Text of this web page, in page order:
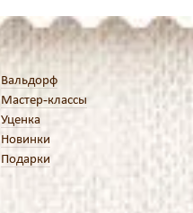
Вальдорф
Мастер-классы
Уценка
Новинки
Подарки